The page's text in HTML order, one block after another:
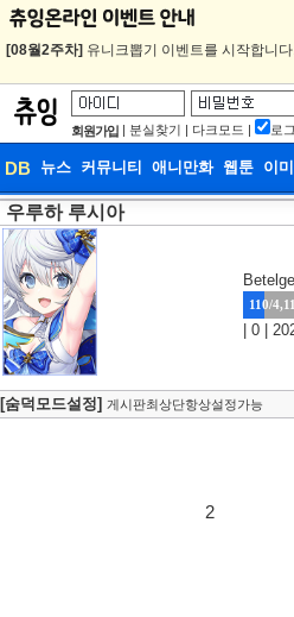
[08월2주차] 유니크뽑기 이벤트를 시작합니
회원가입 | 분실찾기 | 다크모드 | 로
DB 뉴스 커뮤니티 애니만화 웹툰 이미
우루하 루시아
110/
| 0 |
[숨덕모드설정] 게시판최상단항상설정가능
2